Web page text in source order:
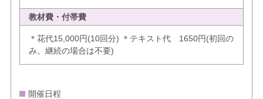
教材費・付帯費
＊花代15,000円(10回分) ＊テキスト代 1650円(初回の
み。継続の場合は不要)
開催日程